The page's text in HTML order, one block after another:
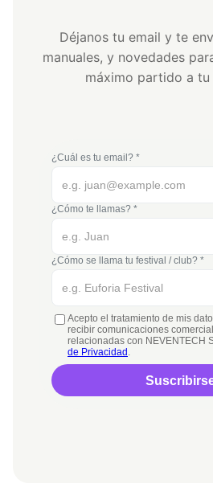
Déjanos tu email y te
manuales, y novedades
máximo partido a tu